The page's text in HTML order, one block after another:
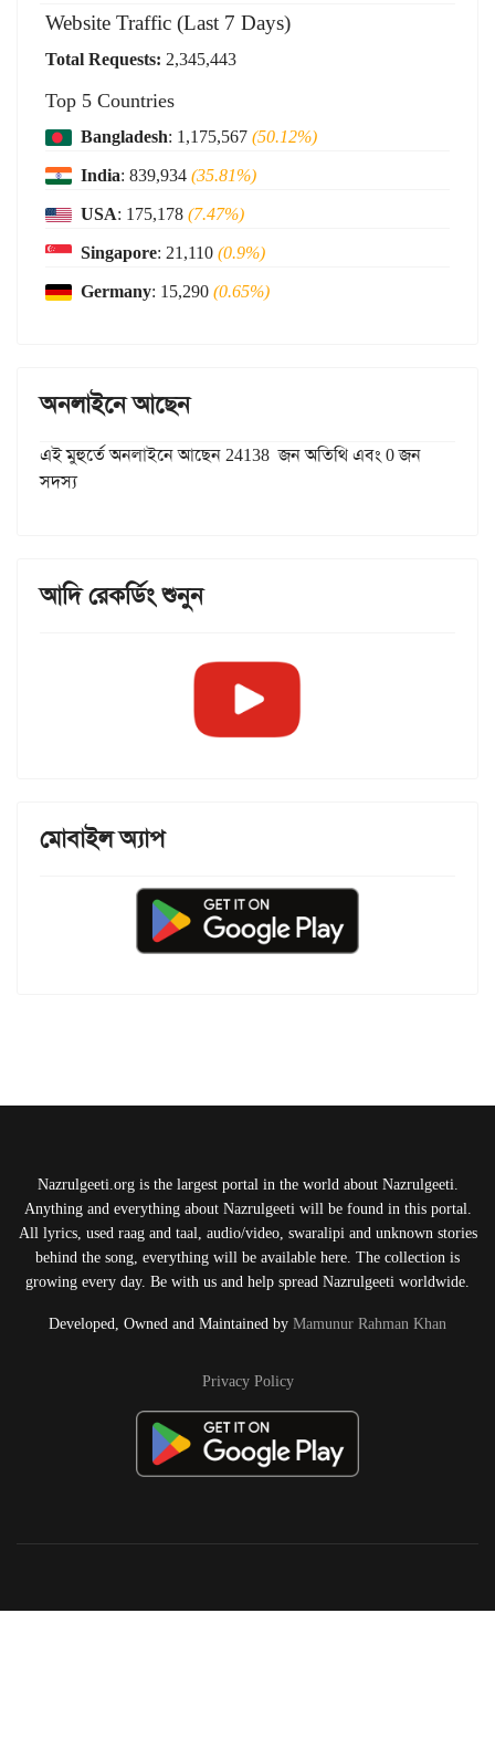
Website Traffic (Last 7 Days)
Total Requests: 2,345,443
Top 5 Countries
Bangladesh: 1,175,567(50.12%)
India: 839,934(35.81%)
USA: 175,178(7.47%)
Singapore: 21,110(0.9%)
Germany: 15,290(0.65%)
অনলাইনে আছেন
এই মুহুর্তে অনলাইনে আছেন 24138 জন অতিথি এবং 0 জন
সদস্য
আদি রেকর্ডিং শুনুন
মোবাইল অ্যাপ
Nazrulgeeti.org is the largest portal in the world about Nazrulgeeti.
Anything and everything about Nazrulgeeti will be found in this portal.
All lyrics, used raag and taal, audio/video, swaralipi and unknown stories
behind the song, everything will be available here. The collection is
growing every day. Be with us and help spread Nazrulgeeti worldwide.
Developed, Owned and Maintained by Mamunur Rahman Khan
Privacy Policy